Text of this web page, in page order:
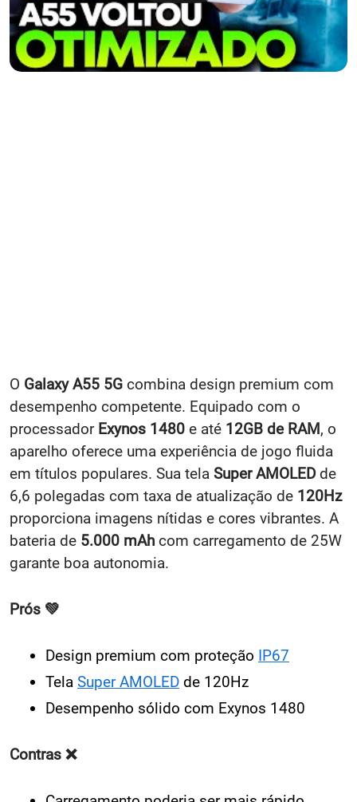
O Galaxy A55 5G combina design premium com
desempenho competente. Equipado com o
processador Exynos 1480 e até 12GB de RAM, o
aparelho oferece uma experiência de jogo fluida
em títulos populares. Sua tela Super AMOLEDde
6,6 polegadas com taxa de atualização de 120Hz
proporciona imagens nítidas e cores vibrantes. A
bateria de 5.000 mAh com carregamento de 25W
garante boa autonomia.
Prós 💚
Design premium com proteção IP67
Tela Super AMOLED de 120Hz
Desempenho sólido com Exynos 1480
Contras ❌